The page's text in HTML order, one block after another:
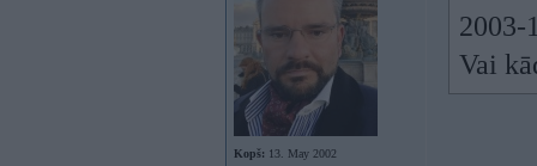
Kopš: 13. May 2002
2003-
Vai